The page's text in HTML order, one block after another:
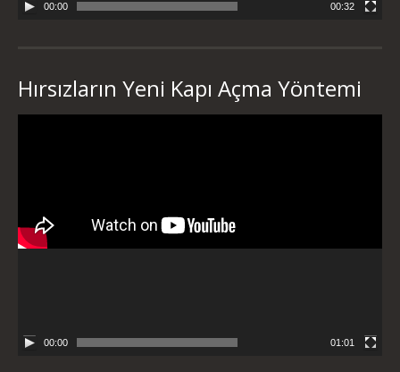
00:00 00:32
Hırsızların Yeni Kapı Açma Yöntemi
00:00 01:01